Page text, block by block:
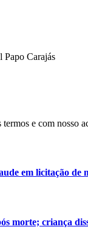
Papo Carajás
e com nosso
em licitação de
morte; criança